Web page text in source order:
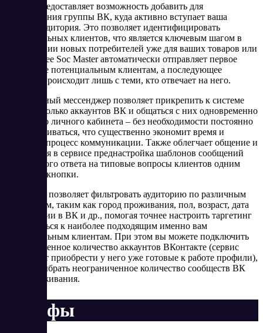
Сервис предоставляет возможность добавить для
отслеживания группы ВК, куда активно вступает ваша
целевая аудитория. Это позволяет идентифицировать
потенциальных клиентов, что является ключевым шагом в
привлечении новых потребителей уже для ваших товаров или
услуг. Далее Soc Master автоматически отправляет первое
сообщение потенциальным клиентам, а последующее
общение происходит лишь с теми, кто отвечает на него.
Специальный мессенджер позволяет прикрепить к системе
сразу несколько аккаунтов ВК и общаться с них одновременно
из единого личного кабинета – без необходимости постоянно
перелогиниваться, что существенно экономит время и
упрощает процесс коммуникации. Также облегчает общение и
заложенная в сервисе преднастройка шаблонов сообщений
для быстрого ответа на типовые вопросы клиентов одним
нажатием кнопки.
Soc Master позволяет фильтровать аудиторию по различным
параметрам, таким как город проживания, пол, возраст, дата
регистрации в ВК и др., помогая точнее настроить таргетинг
и обращаться к наиболее подходящим именно вам
потенциальным клиентам. При этом вы можете подключить
неограниченное количество аккаунтов ВКонтакте (сервис
предлагает приобрести у него уже готовые к работе профили),
а также выбрать неограниченное количество сообществ ВК
для отслеживания.
Тарифы